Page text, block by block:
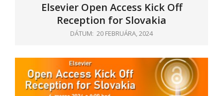
Elsevier Open Access Kick Off
Reception for Slovakia
DÁTUM: 20 FEBRUÁRA, 2024